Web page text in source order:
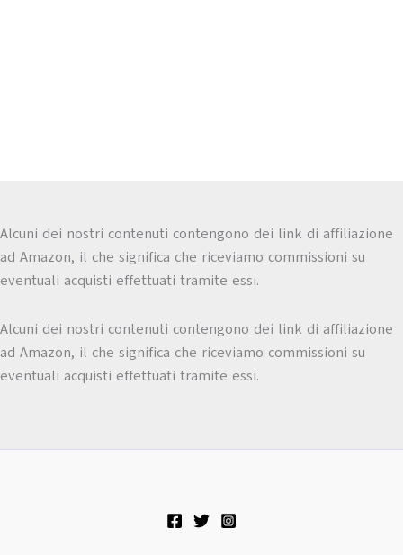
Alcuni dei nostri contenuti contengono dei link di affiliazione
ad Amazon, il che significa che riceviamo commissioni su
eventuali acquisti effettuati tramite essi.
Alcuni dei nostri contenuti contengono dei link di affiliazione
ad Amazon, il che significa che riceviamo commissioni su
eventuali acquisti effettuati tramite essi.